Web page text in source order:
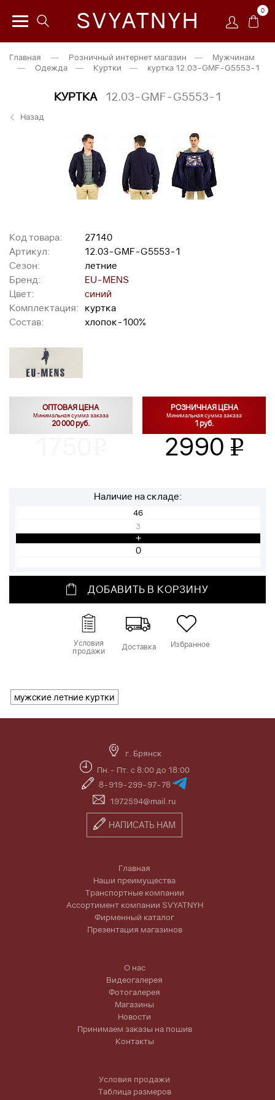
SVYATNYH 0
Главная — Розничный интернет магазин —
Мужчинам
—
Одежда — Куртки — куртка 12.03-GMF-G5553-1
КУРТКА 12.03-GMF-G5553-1
Назад
Код товара:
27140
Артикул:
12.03-GMF-G5553-1
Сезон:
летние
Бренд:
EU-MENS
Цвет:
синий
Комплектация:
куртка
Состав:
хлопок-100%
ОПТОВАЯ ЦЕНА
Минимальная сумма заказа
20 000 руб.
РОЗНИЧНАЯ ЦЕНА
Минимальная сумма заказа
1 руб.
2990 v
Наличие на складе:
46
3
+
ДОБАВИТЬ В КОРЗИНУ
Условия
продажи Доставка Избранное
мужские летние куртки
г. Брянск
Пн.- Пт. с 8:00 до 18:00
8-919-299-97-78
1972594@mail.ru
НАПИСАТЬ НАМ
Главная
Наши преимущества
Транспортные компании
Ассортимент компании SVYATNYH
Фирменный каталог
Презентация магазинов
О нас
Видеогалерея
Фотогалерея
Магазины
Новости
Принимаем заказы на пошив
Контакты
Условия продажи
Таблица размеров